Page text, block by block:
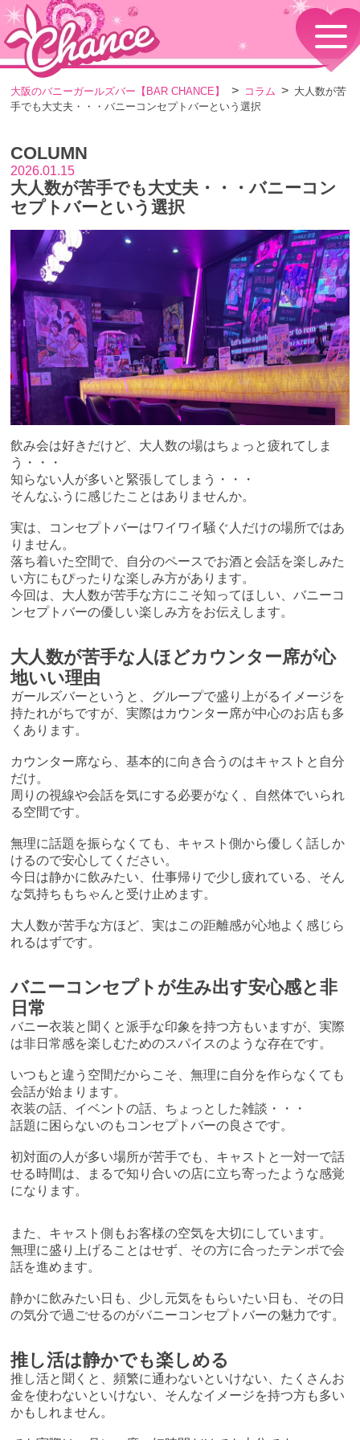
HOME
TOPページ
コンセプト
GIRLS
MENU
メニュー・料金
SHOP
店舗情報・よくある質問
VISITORS TO JAPAN
外国人観光客向け
RECRUIT
採用情報
大阪のバニーガールズバー【BAR CHANCE】 コラム
大人数が苦
手でも大丈夫・・・バニーコンセプトバーという選択
COLUMN
2026.01.15
大人数が苦手でも大丈夫・・・バニーコン
セプトバーという選択
飲み会は好きだけど、大人数の場はちょっと疲れてしま
う・・・
知らない人が多いと緊張してしまう・・・
そんなふうに感じたことはありませんか。
実は、コンセプトバーはワイワイ騒ぐ人だけの場所ではあ
りません。
落ち着いた空間で、自分のペースでお酒と会話を楽しみた
い方にもぴったりな楽しみ方があります。
今回は、大人数が苦手な方にこそ知ってほしい、バニーコ
ンセプトバーの優しい楽しみ方をお伝えします。
大人数が苦手な人ほどカウンター席が心
地いい理由
ガールズバーというと、グループで盛り上がるイメージを
持たれがちですが、実際はカウンター席が中心のお店も多
くあります。
カウンター席なら、基本的に向き合うのはキャストと自分
だけ。
周りの視線や会話を気にする必要がなく、自然体でいられ
る空間です。
無理に話題を振らなくても、キャスト側から優しく話しか
けるので安心してください。
今日は静かに飲みたい、仕事帰りで少し疲れている、そん
な気持ちもちゃんと受け止めます。
大人数が苦手な方ほど、実はこの距離感が心地よく感じら
れるはずです。
バニーコンセプトが生み出す安心感と非
日常
バニー衣装と聞くと派手な印象を持つ方もいますが、実際
は非日常感を楽しむためのスパイスのような存在です。
いつもと違う空間だからこそ、無理に自分を作らなくても
会話が始まります。
衣装の話、イベントの話、ちょっとした雑談・・・
話題に困らないのもコンセプトバーの良さです。
初対面の人が多い場所が苦手でも、キャストと一対一で話
せる時間は、まるで知り合いの店に立ち寄ったような感覚
になります。
また、キャスト側もお客様の空気を大切にしています。
無理に盛り上げることはせず、その方に合ったテンポで会
話を進めます。
静かに飲みたい日も、少し元気をもらいたい日も、その日
の気分で過ごせるのがバニーコンセプトバーの魅力です。
推し活は静かでも楽しめる
推し活と聞くと、頻繁に通わないといけない、たくさんお
金を使わないといけない、そんなイメージを持つ方も多い
かもしれません。